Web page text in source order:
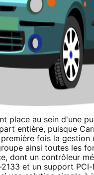
place au sein d'une
entière, puisque
fois la gestion
ainsi toutes les
dont un contrôleur
et un support PCI-